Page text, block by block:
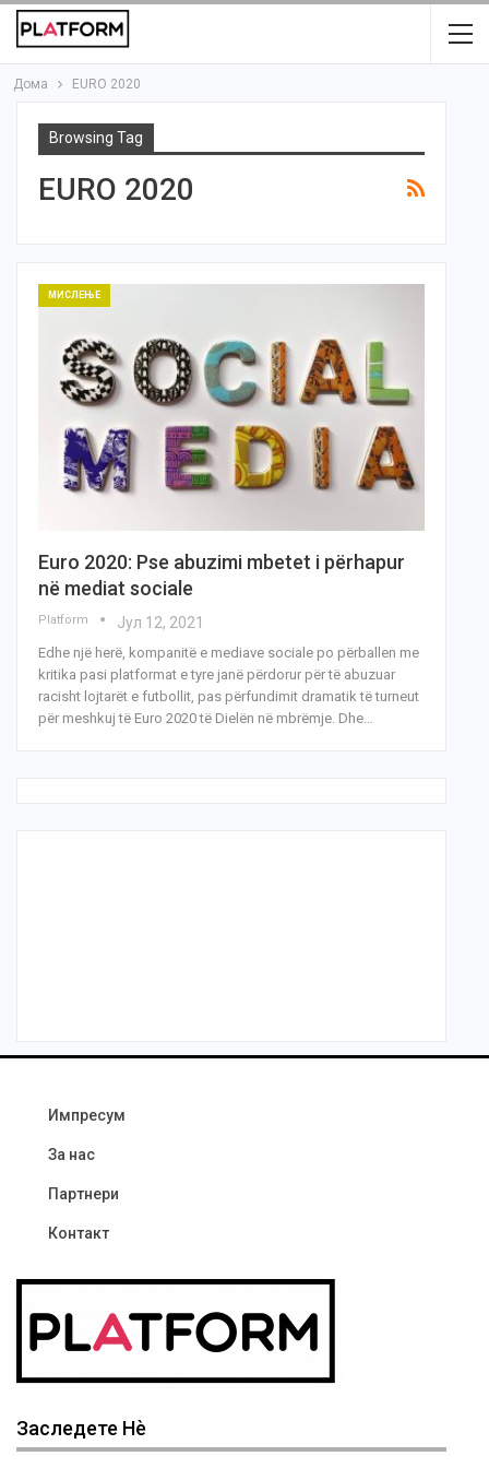
Дома EURO 2020
Browsing Tag
EURO 2020
МИСЛЕЊЕ
Euro 2020: Pse abuzimi mbetet i përhapur
në mediat sociale
Platform Јул 12, 2021
Edhe një herë, kompanitë e mediave sociale po përballen me
kritika pasi platformat e tyre janë përdorur për të abuzuar
racisht lojtarët e futbollit, pas përfundimit dramatik të turneut
për meshkuj të Euro 2020 të Dielën në mbrëmje. Dhe…
Импресум
За нас
Партнери
Контакт
Заследете Нѐ